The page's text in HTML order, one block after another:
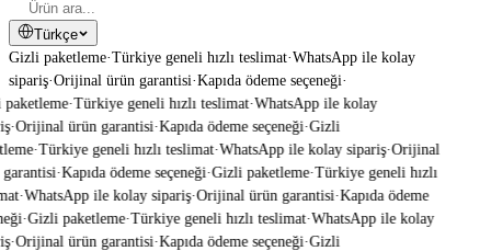
Türkçe
Gizli paketleme·Türkiye geneli hızlı teslimat·WhatsApp ile kolay
sipariş·Orijinal ürün garantisi·Kapıda ödeme seçeneği·
·Türkiye geneli hızlı teslimat·WhatsApp ile kolay
·Orijinal ürün garantisi·Kapıda ödeme seçeneği·Gizli
·Türkiye geneli hızlı teslimat·WhatsApp ile kolay sipariş·Orijinal
·Kapıda ödeme seçeneği·Gizli paketleme·Türkiye geneli hızlı
·WhatsApp ile kolay sipariş·Orijinal ürün garantisi·Kapıda ödeme
·Gizli paketleme·Türkiye geneli hızlı teslimat·WhatsApp ile kolay
·Orijinal ürün garantisi·Kapıda ödeme seçeneği·Gizli